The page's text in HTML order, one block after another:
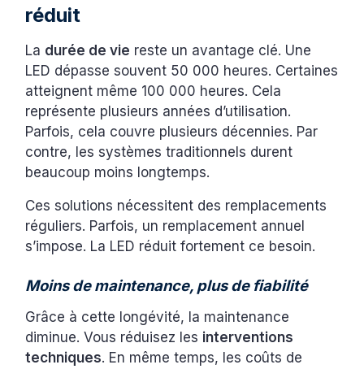
réduit
La durée de vie reste un avantage clé. Une
LED dépasse souvent 50 000 heures. Certaines
atteignent même 100 000 heures. Cela
représente plusieurs années d’utilisation.
Parfois, cela couvre plusieurs décennies. Par
contre, les systèmes traditionnels durent
beaucoup moins longtemps.
Ces solutions nécessitent des remplacements
réguliers. Parfois, un remplacement annuel
s’impose. La LED réduit fortement ce besoin.
Moins de maintenance, plus de fiabilité
Grâce à cette longévité, la maintenance
diminue. Vous réduisez les interventions
techniques. En même temps, les coûts de